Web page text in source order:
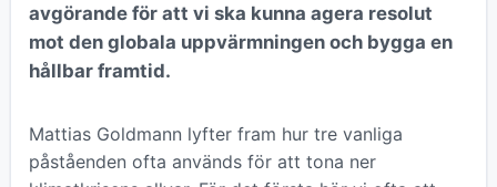
avgörande för att vi ska kunna agera resolut
mot den globala uppvärmningen och bygga en
hållbar framtid.
Mattias Goldmann lyfter fram hur tre vanliga
påståenden ofta används för att tona ner